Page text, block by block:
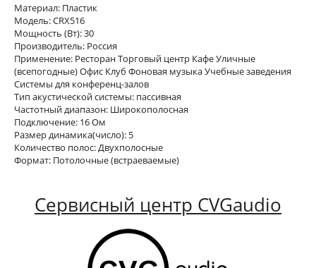
Материал: Пластик
Модель: CRX516
Мощность (Вт): 30
Производитель: Россия
Применение: Ресторан Торговый центр Кафе Уличные
(всепогодные) Офис Клуб Фоновая музыка Учебные заведения
Системы для конференц-залов
Тип акустической системы: пассивная
Частотный диапазон: Широкополосная
Подключение: 16 Ом
Размер динамика(число): 5
Количество полос: Двухполосные
Формат: Потолочные (встраеваемые)
Сервисный центр CVGaudio